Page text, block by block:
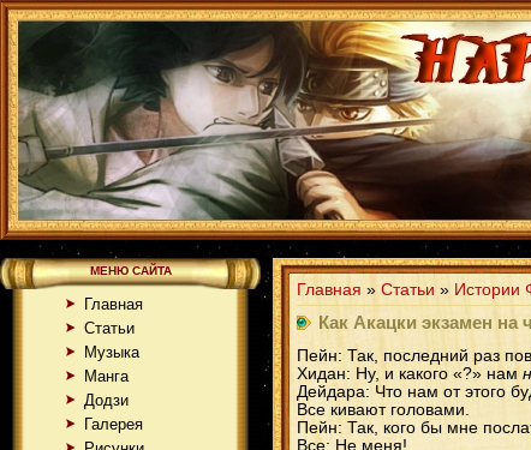
МЕНЮ САЙТА
Главная
Статьи
Музыка
Манга
Додзи
Галерея
Главная » Статьи » Истории
Как Акацки экзамен на
Пейн: Так, последний раз
Хидан: Ну, и какого «?» нам
Дейдара: Что нам от этого
Все кивают головами.
Пейн: Так, кого бы мне
Все: Не меня!